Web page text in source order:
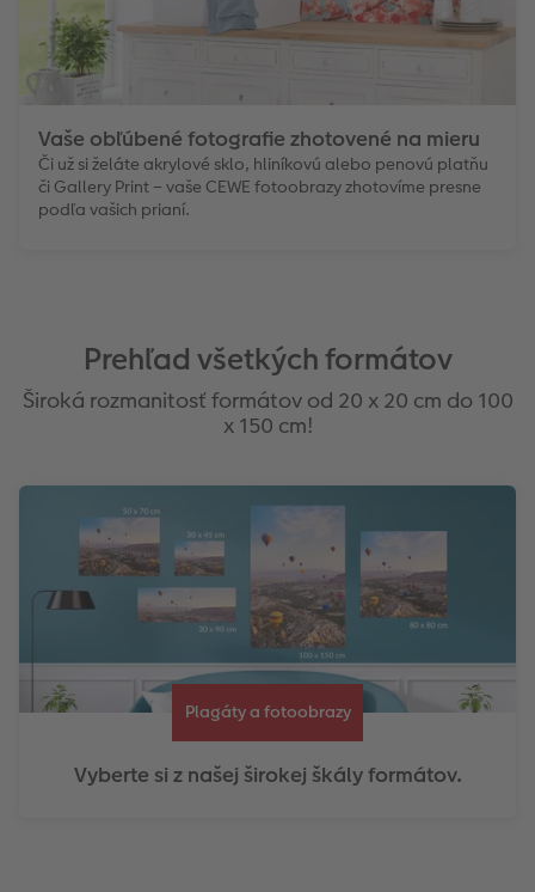
Vaše obľúbené fotografie zhotovené na mieru
Či už si želáte akrylové sklo, hliníkovú alebo penovú platňu
či Gallery Print – vaše CEWE fotoobrazy zhotovíme presne
podľa vašich prianí.
Prehľad všetkých formátov
Široká rozmanitosť formátov od 20 x 20 cm do 100
x 150 cm!
Plagáty a fotoobrazy
Vyberte si z našej širokej škály formátov.